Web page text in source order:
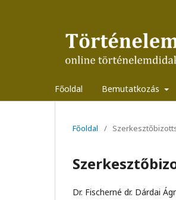
Főoldal Bemutatkozás
Főoldal /
Dr. Fischerné dr. Dárdai